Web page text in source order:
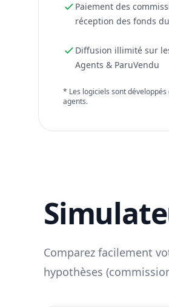
Paiement des
réception des fonds
Diffusion illimité sur
Agents & ParuVendu
* Les logiciels sont
agents.
Comparez facilement
hypothèses